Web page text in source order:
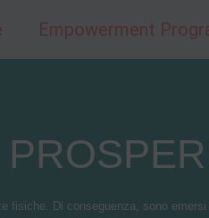
Empowerment
fisiche. Di conseguenza, sono